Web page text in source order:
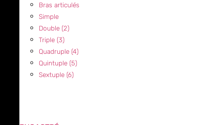
Bras articulés
Simple
Double (2)
Triple (3)
Quadruple (4)
Quintuple (5)
Sextuple (6)